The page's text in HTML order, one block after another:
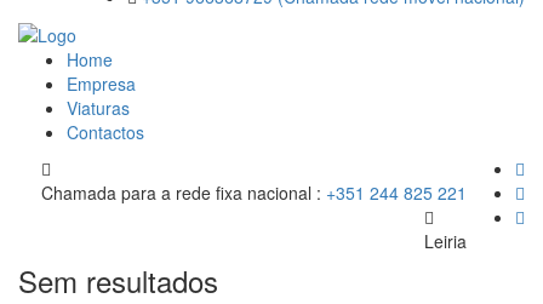
Home
Empresa
Viaturas
Contactos
Chamada para a rede fixa nacional : +351 244 825 221
Leiria
Sem resultados